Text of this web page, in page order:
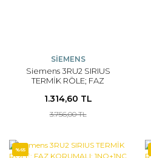
SİEMENS
Siemens 3RU2 SIRIUS
TERMİK RÖLE; FAZ
YARDIMCI KONTAKLI 2;2-
3;2A; BOY S00
1.314,60 TL
3.756,00 TL
%65